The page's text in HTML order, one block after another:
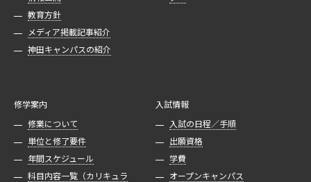
教育方針
メディア掲載記事紹介
神田キャンパスの紹介
修学案内
修業について
単位と修了要件
年間スケジュール
科目内容一覧（カリキュラ
入試情報
入試の日程／手順
出願資格
学費
オープンキャンパス